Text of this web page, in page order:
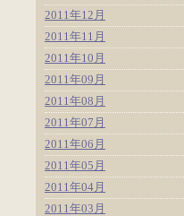
2011年12月
2011年11月
2011年10月
2011年09月
2011年08月
2011年07月
2011年06月
2011年05月
2011年04月
2011年03月